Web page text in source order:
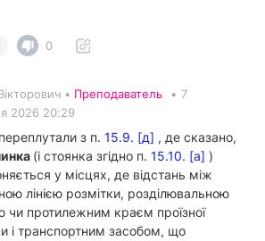
0
• Преподаватель • 7
2026 20:29
з п. 15.9. [д] , де сказано,
(і стоянка згідно п. 15.10. [а] )
у місцях, де відстань між
лінією розмітки, розділювальною
чи протилежним краєм проїзної
і транспортним засобом, що